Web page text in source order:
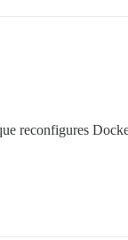
reconfigures